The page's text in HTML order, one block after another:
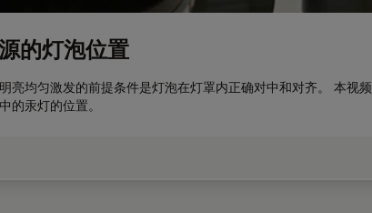
的灯泡位置
亮均匀激发的前提条件是灯泡在灯罩内正确对中和对齐。 本视频
的汞灯的位置。